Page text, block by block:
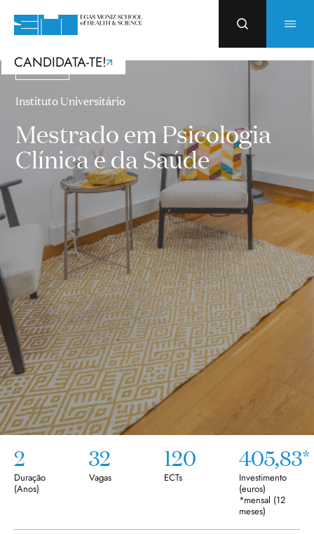
CANDIDATA-TE!
Mestrados
Instituto Universitário
Mestrado em Psicologia
Clínica e da Saúde
2
Duração
(Anos)
32
Vagas
120
ECTs
405,83*
Investimento
(euros)
*mensal (12
meses)